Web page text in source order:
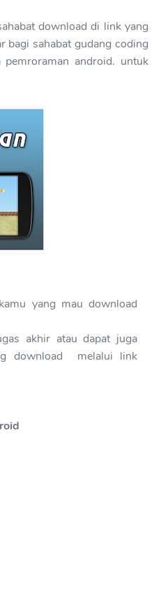
download di link yang
bagi sahabat gudang coding
android. untuk
yang mau download
akhir atau dapat juga
download melalui link